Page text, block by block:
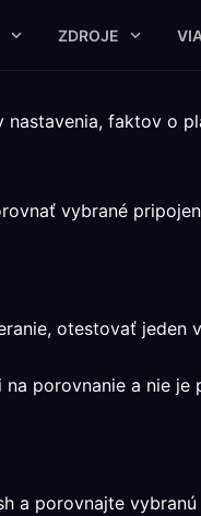
ZDROJE
faktov o
vybrané
otestovať
porovnanie a nie
a porovnajte